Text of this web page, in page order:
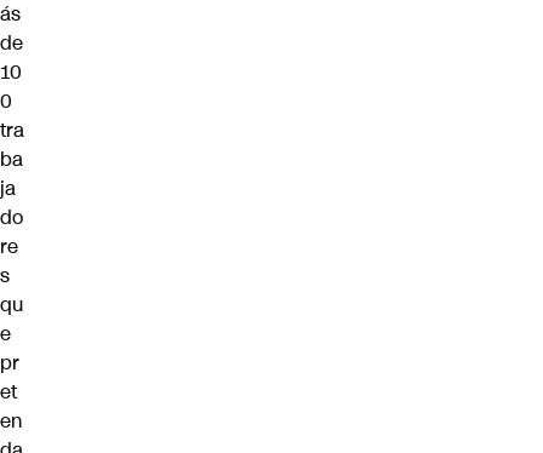
ás
de
10
0
tra
ba
ja
do
re
s
qu
e
pr
et
en